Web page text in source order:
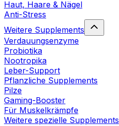
Haut, Haare & Nägel
Anti-Stress
Weitere Supplements
Verdauungsenzyme
Probiotika
Nootropika
Leber-Support
Pflanzliche Supplements
Pilze
Gaming-Booster
Für Muskelkrämpfe
Weitere spezielle Supplements